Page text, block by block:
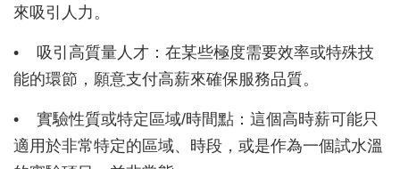
來吸引人力。
•
吸引高質量人才：在某些極度需要效率或特殊技
能的環節，願意支付高薪來確保服務品質。
•
實驗性質或特定區域/時間點：這個高時薪可能只
適用於非常特定的區域、時段，或是作為一個試水溫